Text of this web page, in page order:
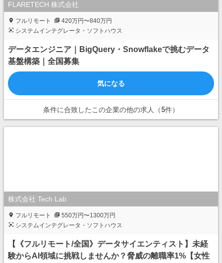
FLARETECH 株式会社
フルリモート
420万円〜840万円
システムインテグレータ・ソフトハウス
データエンジニア｜BigQuery・Snowflakeで挑むデータ
基盤構築｜全国募集
気になる
条件に合致したこの企業の他の求人（5件）
株式会社 Tech Lab
フルリモート
550万円〜1300万円
システムインテグレータ・ソフトハウス
【《フルリモート/全国》データサイエンティスト】未経
験からAI領域に挑戦しませんか？脅威の離職率1%【女性